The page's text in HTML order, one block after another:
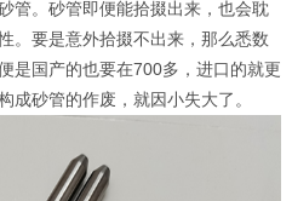
管。砂管即便能拾掇出来，也会耽
。要是意外拾掇不出来，那么悉数
是国产的也要在700多，进口的就更
成砂管的作废，就因小失大了。